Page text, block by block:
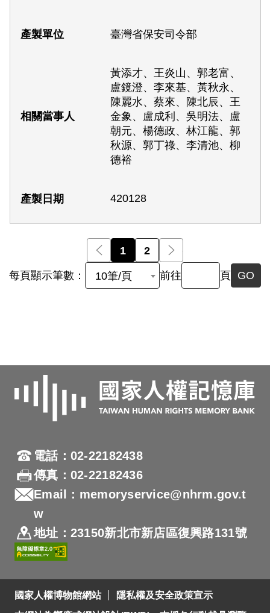
臺灣省保安司令部
黃添才、王炎山、郭老富、
盧鏡澄、李來基、黃秋永、
陳麗水、蔡來、陳北辰、王
金象、盧成利、吳明法、盧
朝元、楊德政、林江龍、郭
秋源、郭丁祿、李清池、柳
德裕
420128
前一頁
1 2
每頁顯示筆數： 10筆/頁 前往 頁 GO
電話：02-22182438
傳真：02-22182436
Email：memoryservice@nhrm.gov.t
w
地址：23150新北市新店區復興路131號
國家人權博物館網站
隱私權及安全政策宣示